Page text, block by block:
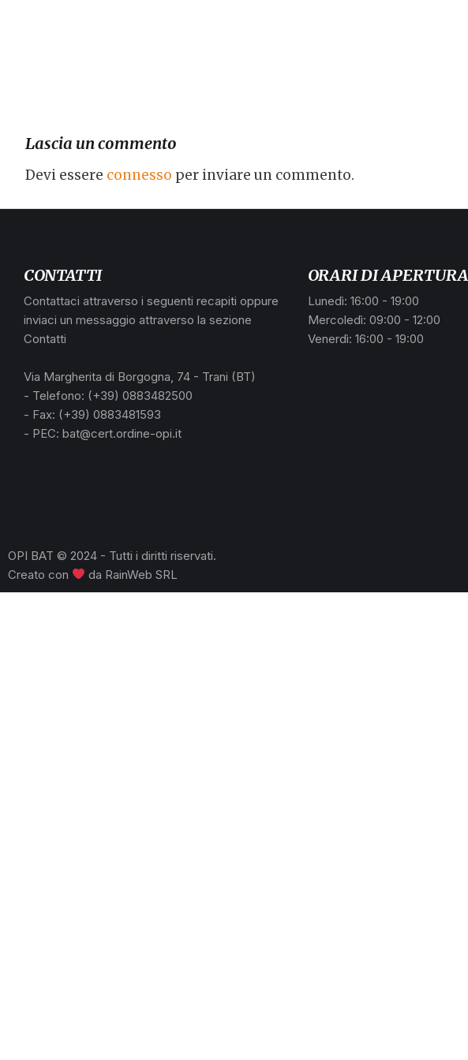
Lascia un commento
Devi essere connesso per inviare un commento.
CONTATTI
Contattaci attraverso i seguenti recapiti oppure
inviaci un messaggio attraverso la sezione
Contatti
Via Margherita di Borgogna, 74 - Trani (BT)
- Telefono: (+39) 0883482500
- Fax: (+39) 0883481593
- PEC: bat@cert.ordine-opi.it
ORARI DI APERTURA
Lunedì: 16:00 - 19:00
Mercoledì: 09:00 - 12:00
Venerdì: 16:00 - 19:00
OPI BAT © 2024 - Tutti i diritti riservati.
Creato con
da RainWeb SRL